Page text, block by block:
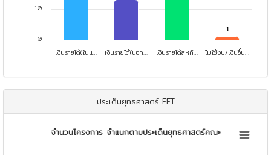
1
1
เงินรายได้(ในแ… เงินรายได้(นอก… เงินรายได้สหกิ… ไม่ใช้งบ/เงินอื่น…
0
10
ประเด็นยุทธศาสตร์ FET
จำนวนโครงการ จำแนกตามประเด็นยุทธศาสตร์คณะ
จำนวนโครงการ จำแนกตามประเด็นยุทธศาสตร์คณะ